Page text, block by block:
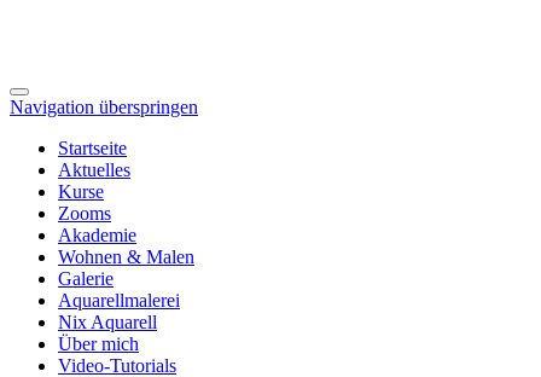
Navigation überspringen
Startseite
Aktuelles
Kurse
Zooms
Akademie
Wohnen & Malen
Galerie
Aquarellmalerei
Nix Aquarell
Über mich
Video-Tutorials